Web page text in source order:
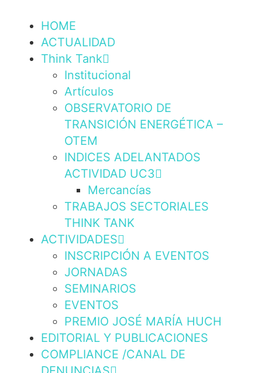
HOME
ACTUALIDAD
Think Tank
Institucional
Artículos
OBSERVATORIO DE
TRANSICIÓN ENERGÉTICA –
OTEM
INDICES ADELANTADOS
ACTIVIDAD UC3
Mercancías
TRABAJOS SECTORIALES
THINK TANK
ACTIVIDADES
INSCRIPCIÓN A EVENTOS
JORNADAS
SEMINARIOS
EVENTOS
PREMIO JOSÉ MARÍA HUCH
EDITORIAL Y PUBLICACIONES
COMPLIANCE /CANAL DE